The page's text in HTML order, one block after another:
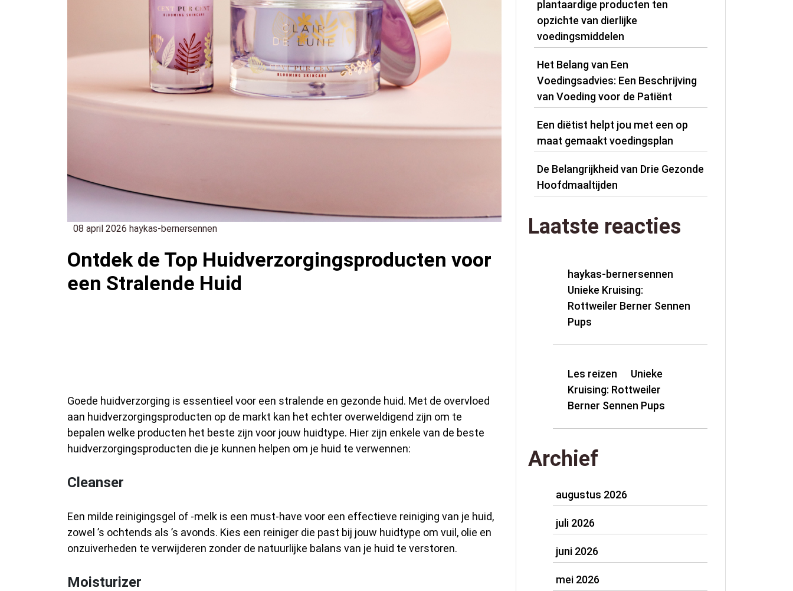
08 april 2026 haykas-bernersennen
Ontdek de Top Huidverzorgingsproducten voor
een Stralende Huid
Goede huidverzorging is essentieel voor een stralende en gezonde huid. Met de overvloed
aan huidverzorgingsproducten op de markt kan het echter overweldigend zijn om te
bepalen welke producten het beste zijn voor jouw huidtype. Hier zijn enkele van de beste
huidverzorgingsproducten die je kunnen helpen om je huid te verwennen:
Cleanser
Een milde reinigingsgel of -melk is een must-have voor een effectieve reiniging van je huid,
zowel ’s ochtends als ’s avonds. Kies een reiniger die past bij jouw huidtype om vuil, olie en
onzuiverheden te verwijderen zonder de natuurlijke balans van je huid te verstoren.
Moisturizer
plantaardige producten ten
opzichte van dierlijke
voedingsmiddelen
Het Belang van Een
Voedingsadvies: Een Beschrijving
van Voeding voor de Patiënt
Een diëtist helpt jou met een op
maat gemaakt voedingsplan
De Belangrijkheid van Drie Gezonde
Hoofdmaaltijden
Laatste reacties
haykas-bernersennen
Unieke Kruising:
Rottweiler Berner Sennen
Pups
Les reizen
Unieke
Kruising: Rottweiler
Berner Sennen Pups
Archief
augustus 2026
juli 2026
juni 2026
mei 2026